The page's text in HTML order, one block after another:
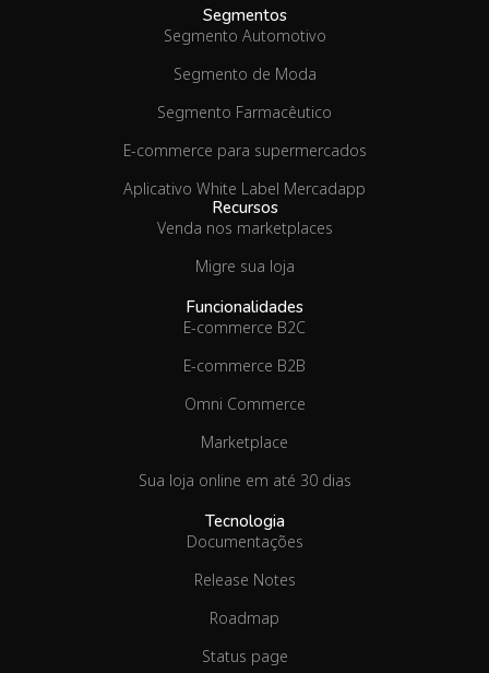
Segmentos
Segmento Automotivo
Segmento de Moda
Segmento Farmacêutico
E-commerce para supermercados
Aplicativo White Label Mercadapp
Recursos
Venda nos marketplaces
Migre sua loja
Funcionalidades
E-commerce B2C
E-commerce B2B
Omni Commerce
Marketplace
Sua loja online em até 30 dias
Tecnologia
Documentações
Release Notes
Roadmap
Status page